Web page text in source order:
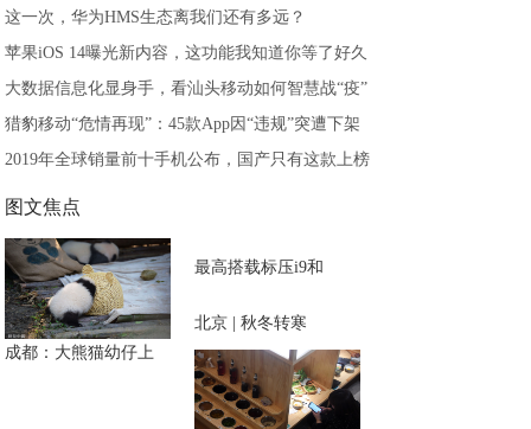
这一次，华为HMS生态离我们还有多远？
苹果iOS 14曝光新内容，这功能我知道你等了好久
大数据信息化显身手，看汕头移动如何智慧战“疫”
猎豹移动“危情再现”：45款App因“违规”突遭下架
2019年全球销量前十手机公布，国产只有这款上榜
图文焦点
成都：大熊猫幼仔上
最高搭载标压i9和
北京 | 秋冬转寒